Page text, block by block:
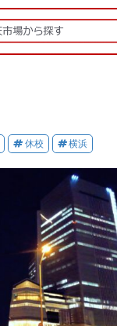
休校 横浜